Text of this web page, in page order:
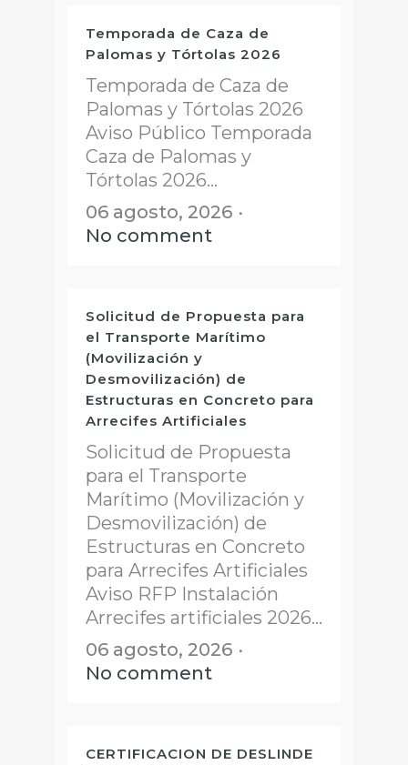
Temporada de Caza de
Palomas y Tórtolas 2026
Temporada de Caza de
Palomas y Tórtolas 2026
Aviso Público Temporada
Caza de Palomas y
Tórtolas 2026...
06 agosto, 2026
No comment
Solicitud de Propuesta para
el Transporte Marítimo
(Movilización y
Desmovilización) de
Estructuras en Concreto para
Arrecifes Artificiales
Solicitud de Propuesta
para el Transporte
Marítimo (Movilización y
Desmovilización) de
Estructuras en Concreto
para Arrecifes Artificiales
Aviso RFP Instalación
Arrecifes artificiales 2026...
06 agosto, 2026
No comment
CERTIFICACION DE DESLINDE